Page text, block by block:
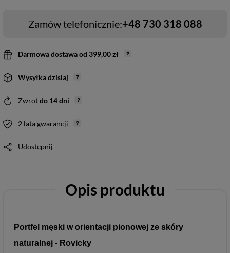
Zamów telefonicznie:+48 730 318 088
Darmowa dostawaod 399,00 zł
Wysyłkadzisiaj
Zwrotdo 14dni
2 lata gwarancji
Udostępnij
Opis produktu
Portfel męski w orientacji pionowej ze skóry
naturalnej - Rovicky